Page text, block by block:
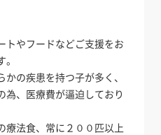
トやフードなどご支援をお
の疾患を持つ子が多く、
為、医療費が逼迫しており
療法食、常に２００匹以上